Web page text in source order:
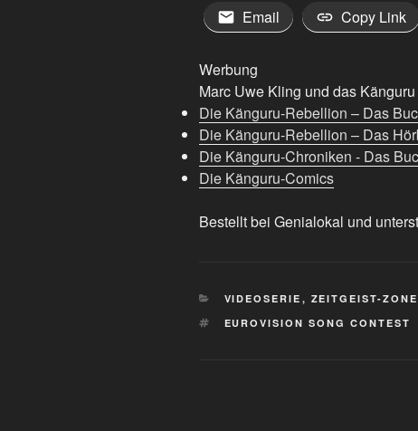
Email
Copy Link
Werbung
Marc Uwe Kling und das
Die Känguru-Rebellion – Das
Die Känguru-Rebellion – Das
Die Känguru-Chroniken - Das
Die Känguru-Comics
Bestellt bei Genialokal und
KATEGORIEN
VIDEOSERIE , ZEITGEIST-ZONE
SCHLAGWÖRTER
EUROVISION SONG CONTEST